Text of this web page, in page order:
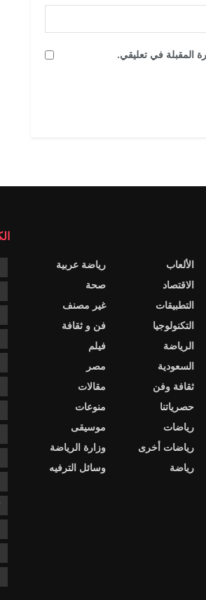
المقبلة في تعليقي.
الألعاب
الاقتصاد
التطبيقات
التكنولوجيا
الرياضة
السعودية
ثقافة وفن
حصرياتنا
رياضات
رياضات أخرى
رياضة
رياضة عربية
صحة
غير مصنف
فن و ثقافة
فيلم
مصر
مقالات
منوعات
موسيقى
وزارة الرياضة
وسائل الترفيه